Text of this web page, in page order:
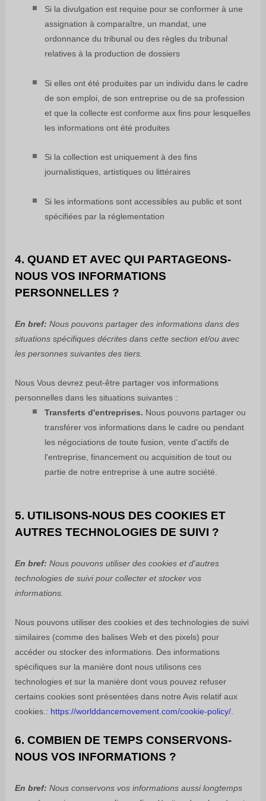
Si la divulgation est requise pour se conformer à une
assignation à comparaître, un mandat, une
ordonnance du tribunal ou des règles du tribunal
relatives à la production de dossiers
Si elles ont été produites par un individu dans le cadre
de son emploi, de son entreprise ou de sa profession
et que la collecte est conforme aux fins pour lesquelles
les informations ont été produites
Si la collection est uniquement à des fins
journalistiques, artistiques ou littéraires
Si les informations sont accessibles au public et sont
spécifiées par la réglementation
4. QUAND ET AVEC QUI PARTAGEONS-
NOUS VOS INFORMATIONS
PERSONNELLES ?
En bref: Nous pouvons partager des informations dans des
situations spécifiques décrites dans cette section et/ou avec
les personnes suivantesdes tiers.
NousVous devrez peut-être partager vos informations
personnelles dans les situations suivantes :
Transferts d'entreprises. Nous pouvons partager ou
transférer vos informations dans le cadre ou pendant
les négociations de toute fusion, vente d'actifs de
l'entreprise, financement ou acquisition de tout ou
partie de notre entreprise à une autre société.
5. UTILISONS-NOUS DES COOKIES ET
AUTRES TECHNOLOGIES DE SUIVI ?
En bref: Nous pouvons utiliser des cookies et d'autres
technologies de suivi pour collecter et stocker vos
informations.
Nous pouvons utiliser des cookies et des technologies de suivi
similaires (comme des balises Web et des pixels) pour
accéder ou stocker des informations. Des informations
spécifiques sur la manière dont nous utilisons ces
technologies et sur la manière dont vous pouvez refuser
certains cookies sont présentées dans notre Avis relatif aux
cookies. : https://worlddancemovement.com/cookie-policy/
6. COMBIEN DE TEMPS CONSERVONS-
NOUS VOS INFORMATIONS ?
En bref:Nous conservons vos informations aussi longtemps